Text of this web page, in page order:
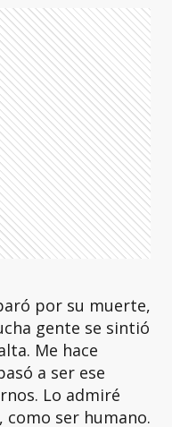
por su muerte,
gente se sintió
Me hace
a ser ese
Lo admiré
como ser humano.